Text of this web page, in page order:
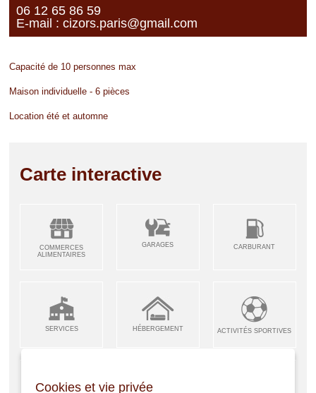
06 12 65 86 59
E-mail :cizors.paris@gmail.com
Capacité de 10 personnes max
Maison individuelle - 6 pièces
Location été et automne
Carte interactive
COMMERCES
ALIMENTAIRES
GARAGES CARBURANT
SERVICES HÉBERGEMENT ACTIVITÉS SPORTIVES
Cookies et vie privée